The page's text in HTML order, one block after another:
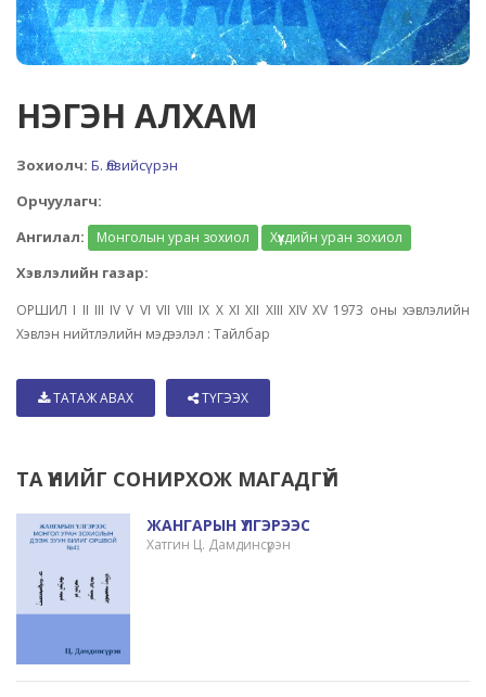
НЭГЭН АЛХАМ
Зохиолч: Б. Өлзийсүрэн
Орчуулагч:
Ангилал:
Монголын уран зохиол Хүүхдийн уран зохиол
Хэвлэлийн газар:
ОРШИЛ I II III IV V VI VII VIII IX X XI XII XIII XIV XV 1973 оны хэвлэлийн
Хэвлэн нийтлэлийн мэдээлэл : Тайлбар
ТАТАЖ АВАХ ТҮГЭЭХ
ТА ҮҮНИЙГ СОНИРХОЖ МАГАДГҮЙ
ЖАНГАРЫН ҮЛГЭРЭЭС
Хатгин Ц. Дамдинсүрэн